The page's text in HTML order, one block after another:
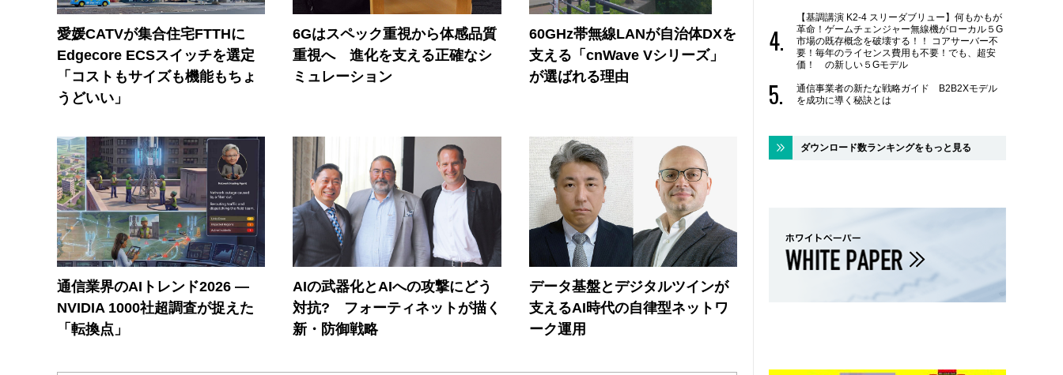
愛媛CATVが集合住宅FTTHに
Edgecore ECSスイッチを選定
「コストもサイズも機能もちょ
うどいい」
6Gはスペック重視から体感品質
重視へ 進化を支える正確なシ
ミュレーション
60GHz帯無線LANが自治体DXを
支える「cnWave Vシリーズ」
が選ばれる理由
通信業界のAIトレンド2026 ―
NVIDIA 1000社超調査が捉えた
「転換点」
AIの武器化とAIへの攻撃にどう
対抗? フォーティネットが描く
新・防御戦略
データ基盤とデジタルツインが
支えるAI時代の自律型ネットワ
ーク運用
【基調講演 K2-4 スリーダブリュー】何もかもが
革命！ゲームチェンジャー無線機がローカル５G
市場の既存概念を破壊する！！ コアサーバー不
要！毎年のライセンス費用も不要！でも、超安
価！ の新しい５Gモデル
通信事業者の新たな戦略ガイド B2B2Xモデル
を成功に導く秘訣とは
ダウンロード数ランキングをもっと見る